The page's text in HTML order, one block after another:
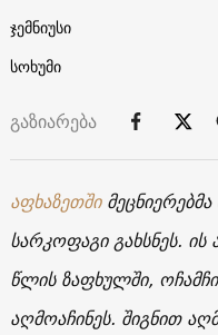
ჯემნიუსი
სოხუმი
გაზიარება
აფხაზეთშიმეცნიერებმა
სარკოფაგი გახსნეს.
წლის ზაფხულში,
აღმოაჩინეს. შიგნით